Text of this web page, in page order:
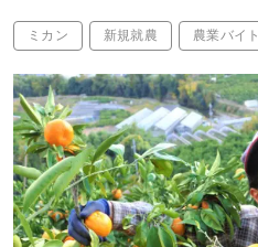
ミカン 新規就農 農業バイト